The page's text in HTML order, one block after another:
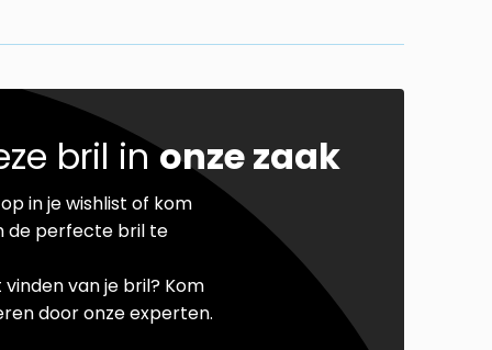
bril inonze zaak
in je wishlist of kom
de perfecte bril te
van je bril? Kom
door onze experten.